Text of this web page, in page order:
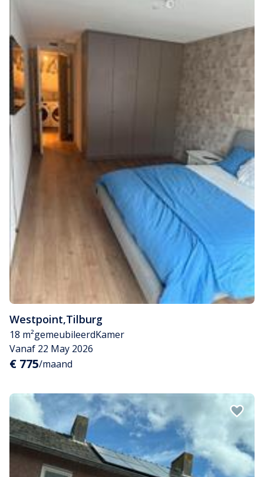
Westpoint,Tilburg
18 m²gemeubileerdKamer
Vanaf 22 May 2026
€ 775/maand